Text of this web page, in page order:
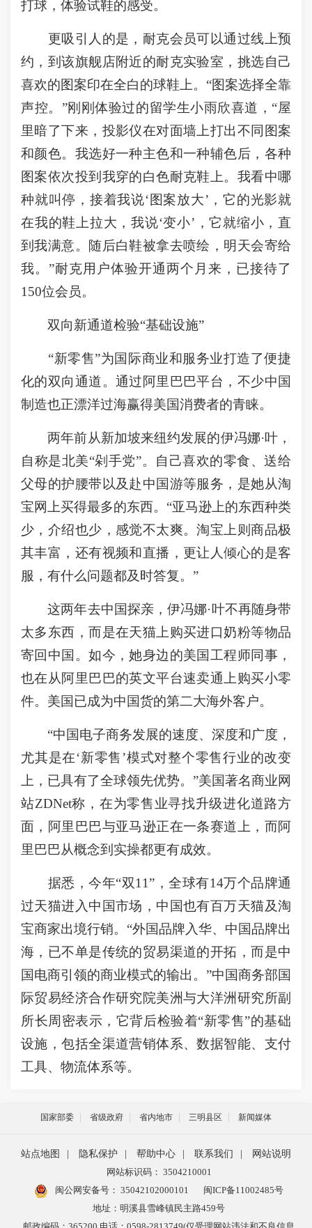
打球，体验试鞋的感受。
更吸引人的是，耐克会员可以通过线上预
约，到该旗舰店附近的耐克实验室，挑选自己
喜欢的图案印在全白的球鞋上。“图案选择全靠
声控。”刚刚体验过的留学生小雨欣喜道，“屋
里暗了下来，投影仪在对面墙上打出不同图案
和颜色。我选好一种主色和一种辅色后，各种
图案依次投到我穿的白色耐克鞋上。我看中哪
种就叫停，接着我说‘图案放大’，它的光影就
在我的鞋上拉大，我说‘变小’，它就缩小，直
到我满意。随后白鞋被拿去喷绘，明天会寄给
我。”耐克用户体验开通两个月来，已接待了
150位会员。
双向新通道检验“基础设施”
“新零售”为国际商业和服务业打造了便捷
化的双向通道。通过阿里巴巴平台，不少中国
制造也正漂洋过海赢得美国消费者的青睐。
两年前从新加坡来纽约发展的伊冯娜·叶，
自称是北美“剁手党”。自己喜欢的零食、送给
父母的护腰带以及赴中国游等服务，是她从淘
宝网上买得最多的东西。“亚马逊上的东西种类
少，介绍也少，感觉不太爽。淘宝上则商品极
其丰富，还有视频和直播，更让人倾心的是客
服，有什么问题都及时答复。”
这两年去中国探亲，伊冯娜·叶不再随身带
太多东西，而是在天猫上购买进口奶粉等物品
寄回中国。如今，她身边的美国工程师同事，
也在从阿里巴巴的英文平台速卖通上购买小零
件。美国已成为中国货的第二大海外客户。
“中国电子商务发展的速度、深度和广度，
尤其是在‘新零售’模式对整个零售行业的改变
上，已具有了全球领先优势。”美国著名商业网
站ZDNet称，在为零售业寻找升级进化道路方
面，阿里巴巴与亚马逊正在一条赛道上，而阿
里巴巴从概念到实操都更有成效。
据悉，今年“双11”，全球有14万个品牌通
过天猫进入中国市场，中国也有百万天猫及淘
宝商家出境行销。“外国品牌入华、中国品牌出
海，已不单是传统的贸易渠道的开拓，而是中
国电商引领的商业模式的输出。”中国商务部国
际贸易经济合作研究院美洲与大洋洲研究所副
所长周密表示，它背后检验着“新零售”的基础
设施，包括全渠道营销体系、数据智能、支付
工具、物流体系等。
国家部委 省级政府 省内地市 三明县区 新闻媒体
站点地图 隐私保护 帮助中心 联系我们
网站说明
网站标识码： 3504210001
闽公网安备号： 35042102000101
闽ICP备11002485号
地址：明溪县雪峰镇民主路459号